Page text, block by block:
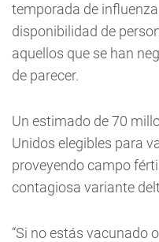
temporada de
disponibilidad de
aquellos que se han
de parecer.
Un estimado de 70
Unidos elegibles para
proveyendo campo
contagiosa variante
“Si no estás vacunado